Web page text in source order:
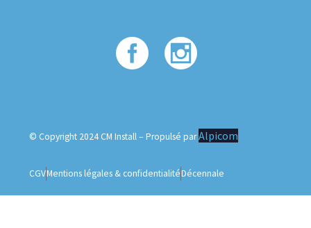
© Copyright 2024 CM Install – Propulsé parAlpicom
CGVMentions légales & confidentialitéDécennale